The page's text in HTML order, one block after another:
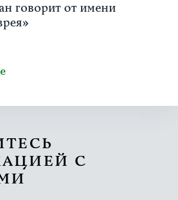
говорит от имени
С